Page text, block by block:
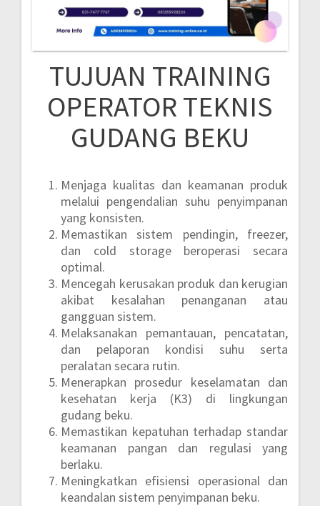
TUJUAN TRAINING
OPERATOR TEKNIS
GUDANG BEKU
Menjaga kualitas dan keamanan produk
melalui pengendalian suhu penyimpanan
yang konsisten.
Memastikan sistem pendingin, freezer,
dan cold storage beroperasi secara
optimal.
Mencegah kerusakan produk dan kerugian
akibat kesalahan penanganan atau
gangguan sistem.
Melaksanakan pemantauan, pencatatan,
dan pelaporan kondisi suhu serta
peralatan secara rutin.
Menerapkan prosedur keselamatan dan
kesehatan kerja (K3) di lingkungan
gudang beku.
Memastikan kepatuhan terhadap standar
keamanan pangan dan regulasi yang
berlaku.
Meningkatkan efisiensi operasional dan
keandalan sistem penyimpanan beku.